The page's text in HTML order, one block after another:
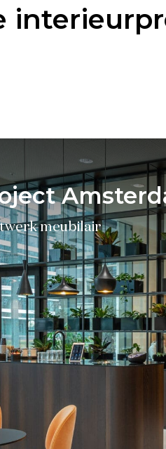
meubilair